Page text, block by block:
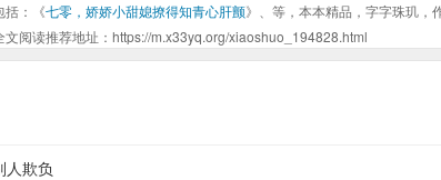
括：《七零，娇娇小甜媳撩得知青心肝颤》、等，本本精品，字字珠玑，
阅读推荐地址：https://m.x33yq.org/xiaoshuo_194828.html
人欺负